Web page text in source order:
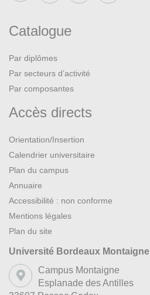
Catalogue
Par diplômes
Par secteurs d’activité
Par composantes
Accès directs
Orientation/Insertion
Calendrier universitaire
Plan du campus
Annuaire
Accessibilité : non conforme
Mentions légales
Plan du site
Université Bordeaux Montaigne
Campus Montaigne
Esplanade des Antilles